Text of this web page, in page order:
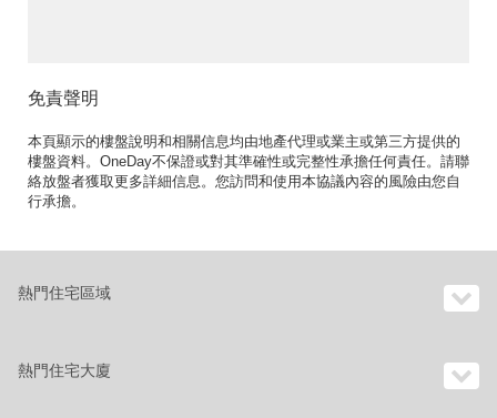
免責聲明
本頁顯示的樓盤說明和相關信息均由地產代理或業主或第三方提供的
樓盤資料。OneDay不保證或對其準確性或完整性承擔任何責任。請聯
絡放盤者獲取更多詳細信息。您訪問和使用本協議內容的風險由您自
行承擔。
熱門住宅區域
熱門住宅大廈